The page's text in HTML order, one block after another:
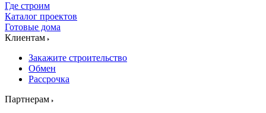
Где строим
Каталог проектов
Готовые дома
Клиентам
Закажите строительство
Обмен
Рассрочка
Партнерам